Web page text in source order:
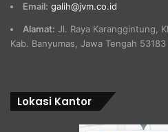
Email: galih@jvm.co.id
Alamat: Jl. Raya Karanggintung,
Kab. Banyumas, Jawa Tengah 53183
Lokasi Kantor